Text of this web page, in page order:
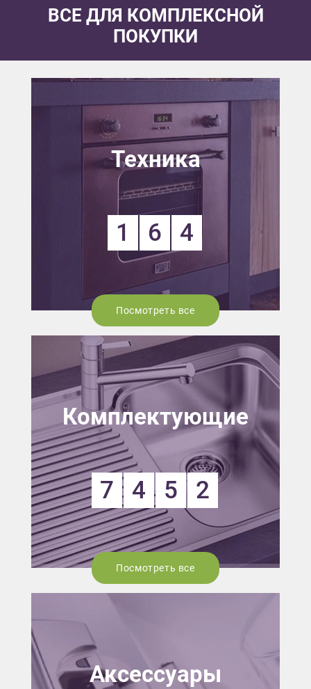
ВСЕ ДЛЯ КОМПЛЕКСНОЙ
ПОКУПКИ
Техника
1 6 4
Посмотреть все
Комплектующие
7 4 5 2
Посмотреть все
Аксессуары